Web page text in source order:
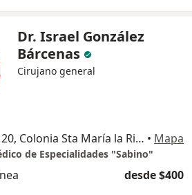
Dr. Israel González
Bárcenas
Cirujano general
Calle Sabino 120, Colonia Sta María la Ribera, Del. Cuauhtémoc, Ciudad de México • Mapa
de Especialidades "Sabino"
desde $400